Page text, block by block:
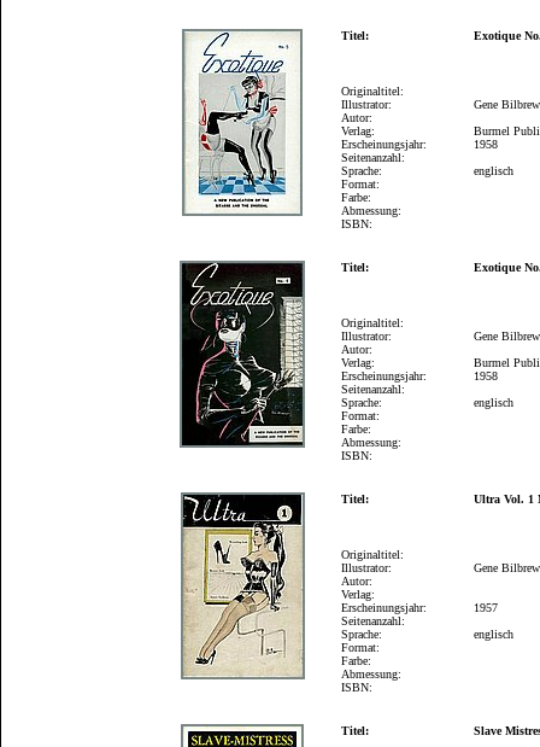
Titel: Exotique
Originaltitel:
Illustrator:
Autor:
Verlag:
Erscheinungsjahr:
Seitenanzahl:
Sprache:
Format:
Farbe:
Abmessung:
ISBN:
Gene Bilbrew
Burmel
1958
englisch
Titel: Exotique
Originaltitel:
Illustrator:
Autor:
Verlag:
Erscheinungsjahr:
Seitenanzahl:
Sprache:
Format:
Farbe:
Abmessung:
ISBN:
Gene Bilbrew
Burmel
1958
englisch
Titel: Ultra Vol. 1
Originaltitel:
Illustrator:
Autor:
Verlag:
Erscheinungsjahr:
Seitenanzahl:
Sprache:
Format:
Farbe:
Abmessung:
ISBN:
Gene Bilbrew
1957
englisch
Titel: Slave